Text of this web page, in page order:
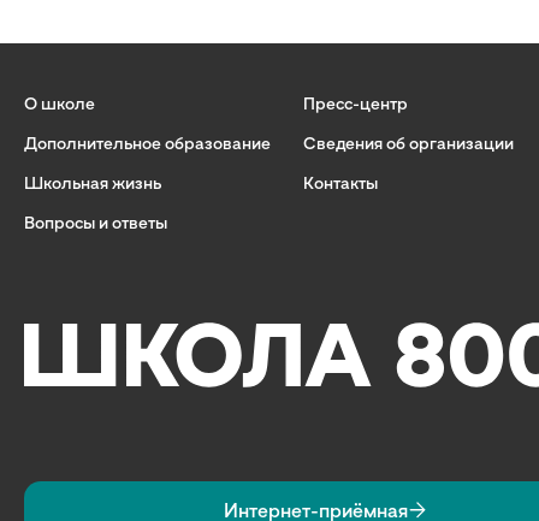
О школе
Дополнительное образование
Школьная жизнь
Вопросы и ответы
Пресс-центр
Сведения об организации
Контакты
Интернет-приёмная